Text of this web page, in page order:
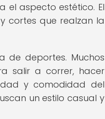
el aspecto estético. El
cortes que realzan la
de deportes. Muchos
salir a correr, hacer
y comodidad del
un estilo casual y